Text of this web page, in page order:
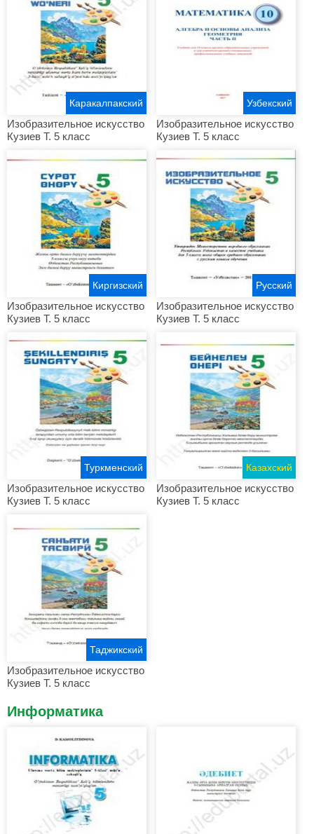
Изобразительное искусство
Кузиев Т. 5 класс
Каракалпакский
Изобразительное искусство
Кузиев Т. 5 класс
Узбекский
Изобразительное искусство
Кузиев Т. 5 класс
Киргизский
Изобразительное искусство
Кузиев Т. 5 класс
Русский
Изобразительное искусство
Кузиев Т. 5 класс
Туркменский
Изобразительное искусство
Кузиев Т. 5 класс
Казахский
Изобразительное искусство
Кузиев Т. 5 класс
Таджикский
Информатика